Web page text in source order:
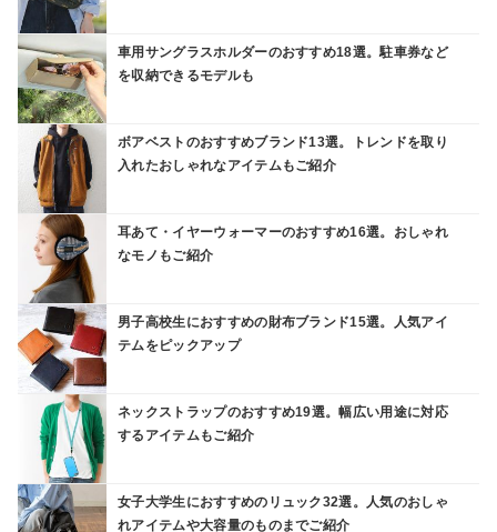
車用サングラスホルダーのおすすめ18選。駐車券など
を収納できるモデルも
ボアベストのおすすめブランド13選。トレンドを取り
入れたおしゃれなアイテムもご紹介
耳あて・イヤーウォーマーのおすすめ16選。おしゃれ
なモノもご紹介
男子高校生におすすめの財布ブランド15選。人気アイ
テムをピックアップ
ネックストラップのおすすめ19選。幅広い用途に対応
するアイテムもご紹介
女子大学生におすすめのリュック32選。人気のおしゃ
れアイテムや大容量のものまでご紹介